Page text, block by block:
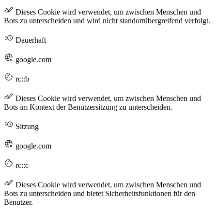
Dieses Cookie wird verwendet, um zwischen Menschen und
Bots zu unterscheiden und wird nicht standortübergreifend verfolgt.
Dauerhaft
google.com
rc::b
Dieses Cookie wird verwendet, um zwischen Menschen und
Bots im Kontext der Benutzersitzung zu unterscheiden.
Sitzung
google.com
rc::c
Dieses Cookie wird verwendet, um zwischen Menschen und
Bots zu unterscheiden und bietet Sicherheitsfunktionen für den
Benutzer.